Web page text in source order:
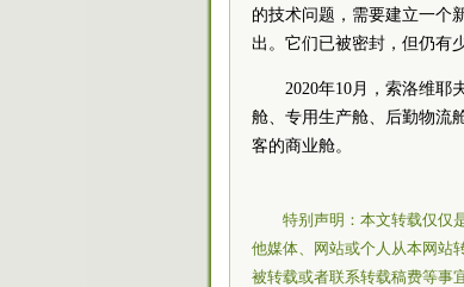
的技术问题，需要建立一个
出。它们已被密封，但仍有
2020年10月，索洛维耶
舱、专用生产舱、后勤物流
客的商业舱。
特别声明：本文转载仅仅
他媒体、网站或个人从本网站
被转载或者联系转载稿费等事